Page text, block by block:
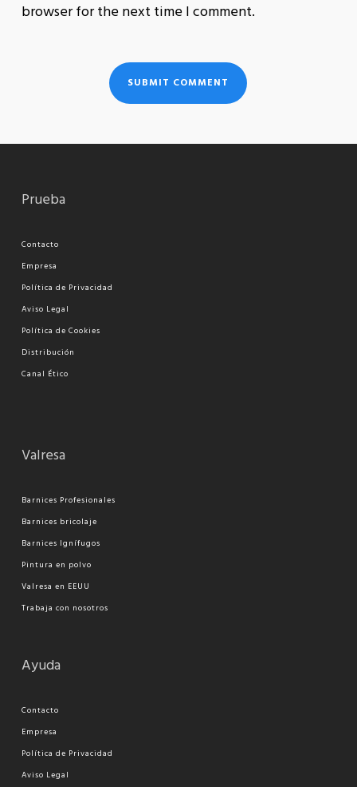
browser for the next time I comment.
Prueba
Contacto
Empresa
Política de Privacidad
Aviso Legal
Política de Cookies
Distribución
Canal Ético
Valresa
Barnices Profesionales
Barnices bricolaje
Barnices Ignífugos
Pintura en polvo
Valresa en EEUU
Trabaja con nosotros
Ayuda
Contacto
Empresa
Política de Privacidad
Aviso Legal